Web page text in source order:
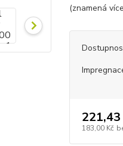
(znamená
221,43
183,00 Kč